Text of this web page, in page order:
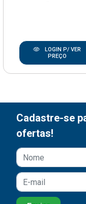
LOGIN P/ VER
PREÇO
Cadastre-se
ofertas!